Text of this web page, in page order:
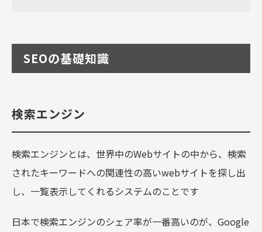
SEOの基礎知識
検索エンジン
検索エンジンとは、世界中のWebサイトの中から、検索
されたキーワードへの関連性の高いwebサイトを探し出
し、一覧表示してくれるシステムのことです
日本で検索エンジンのシェア率が一番高いのが、Google